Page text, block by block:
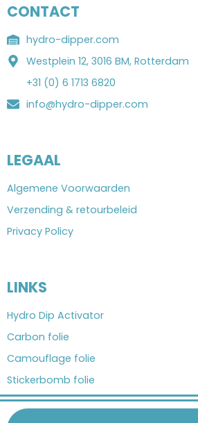
CONTACT
hydro-dipper.com
Westplein 12, 3016 BM, Rotterdam
+31 (0) 6 1713 6820
info@hydro-dipper.com
LEGAAL
Algemene Voorwaarden
Verzending & retourbeleid
Privacy Policy
LINKS
Hydro Dip Activator
Carbon folie
Camouflage folie
Stickerbomb folie